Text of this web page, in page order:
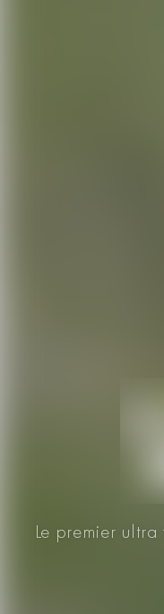
Le premier